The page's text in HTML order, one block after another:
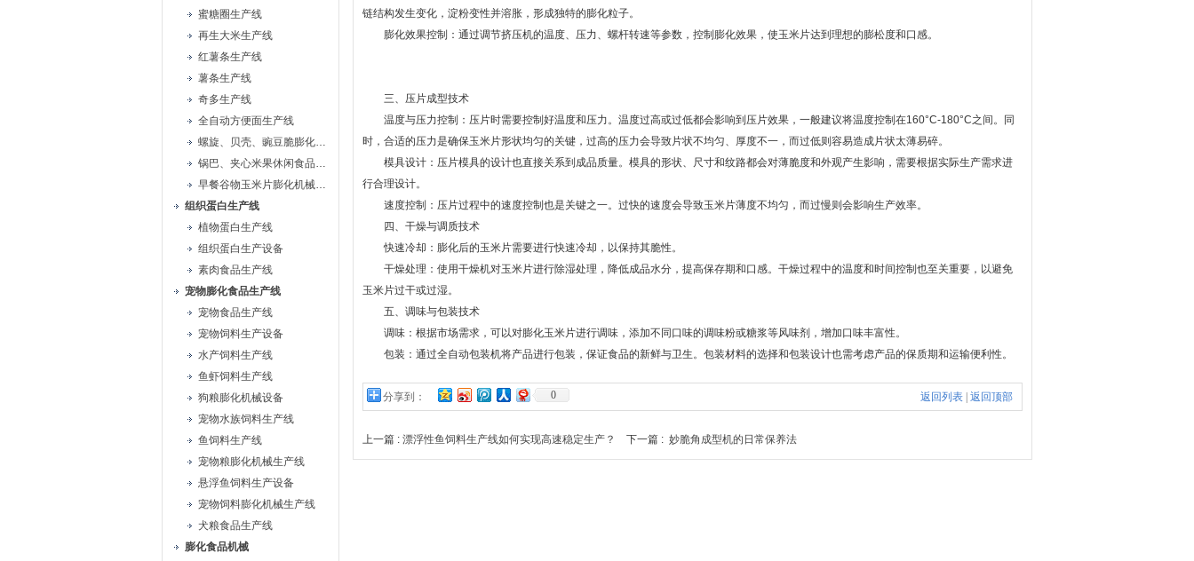
蜜糖圈生产线
再生大米生产线
红薯条生产线
薯条生产线
奇多生产线
全自动方便面生产线
螺旋、贝壳、豌豆脆膨化机械设备生产线
锅巴、夹心米果休闲食品生产线
早餐谷物玉米片膨化机械生产线
组织蛋白生产线
植物蛋白生产线
组织蛋白生产设备
素肉食品生产线
宠物膨化食品生产线
宠物食品生产线
宠物饲料生产设备
水产饲料生产线
鱼虾饲料生产线
狗粮膨化机械设备
宠物水族饲料生产线
鱼饲料生产线
宠物粮膨化机械生产线
悬浮鱼饲料生产设备
宠物饲料膨化机械生产线
犬粮食品生产线
膨化食品机械
链结构发生变化，淀粉变性并溶胀，形成独特的膨化粒子。
膨化效果控制：通过调节挤压机的温度、压力、螺杆转速等参数，控制膨化效果，使玉米片达到理想的膨松度和口感。
三、压片成型技术
温度与压力控制：压片时需要控制好温度和压力。温度过高或过低都会影响到压片效果，一般建议将温度控制在160°C-180°C之间。同
时，合适的压力是确保玉米片形状均匀的关键，过高的压力会导致片状不均匀、厚度不一，而过低则容易造成片状太薄易碎。
模具设计：压片模具的设计也直接关系到成品质量。模具的形状、尺寸和纹路都会对薄脆度和外观产生影响，需要根据实际生产需求进
行合理设计。
速度控制：压片过程中的速度控制也是关键之一。过快的速度会导致玉米片薄度不均匀，而过慢则会影响生产效率。
四、干燥与调质技术
快速冷却：膨化后的玉米片需要进行快速冷却，以保持其脆性。
干燥处理：使用干燥机对玉米片进行除湿处理，降低成品水分，提高保存期和口感。干燥过程中的温度和时间控制也至关重要，以避免
玉米片过干或过湿。
五、调味与包装技术
调味：根据市场需求，可以对膨化玉米片进行调味，添加不同口味的调味粉或糖浆等风味剂，增加口味丰富性。
包装：通过全自动包装机将产品进行包装，保证食品的新鲜与卫生。包装材料的选择和包装设计也需考虑产品的保质期和运输便利性。
分享到： 0 返回列表 返回顶部
上一篇 : 漂浮性鱼饲料生产线如何实现高速稳定生产？ 下一篇 : 妙脆角成型机的日常保养法